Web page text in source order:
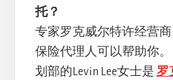
托？
专家罗克威尔特许经营
保险代理人可以帮助你
划部的Levin Lee女士是 罗